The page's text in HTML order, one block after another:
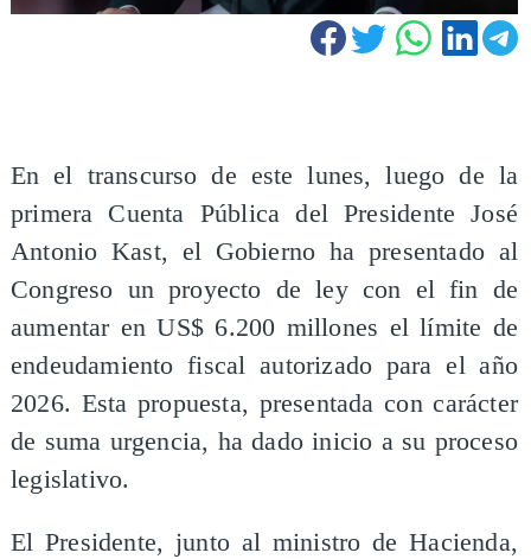
En el transcurso de este lunes, luego de la
primera Cuenta Pública del Presidente José
Antonio Kast, el Gobierno ha presentado al
Congreso un proyecto de ley con el fin de
aumentar en US$ 6.200 millones el límite de
endeudamiento fiscal autorizado para el año
2026. Esta propuesta, presentada con carácter
de suma urgencia, ha dado inicio a su proceso
legislativo.
El Presidente, junto al ministro de Hacienda,